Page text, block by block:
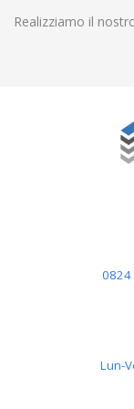
Realizziamo il
0824
Lun-